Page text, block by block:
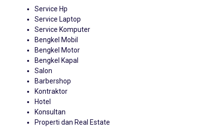
Service Hp
Service Laptop
Service Komputer
Bengkel Mobil
Bengkel Motor
Bengkel Kapal
Salon
Barbershop
Kontraktor
Hotel
Konsultan
Properti dan Real Estate